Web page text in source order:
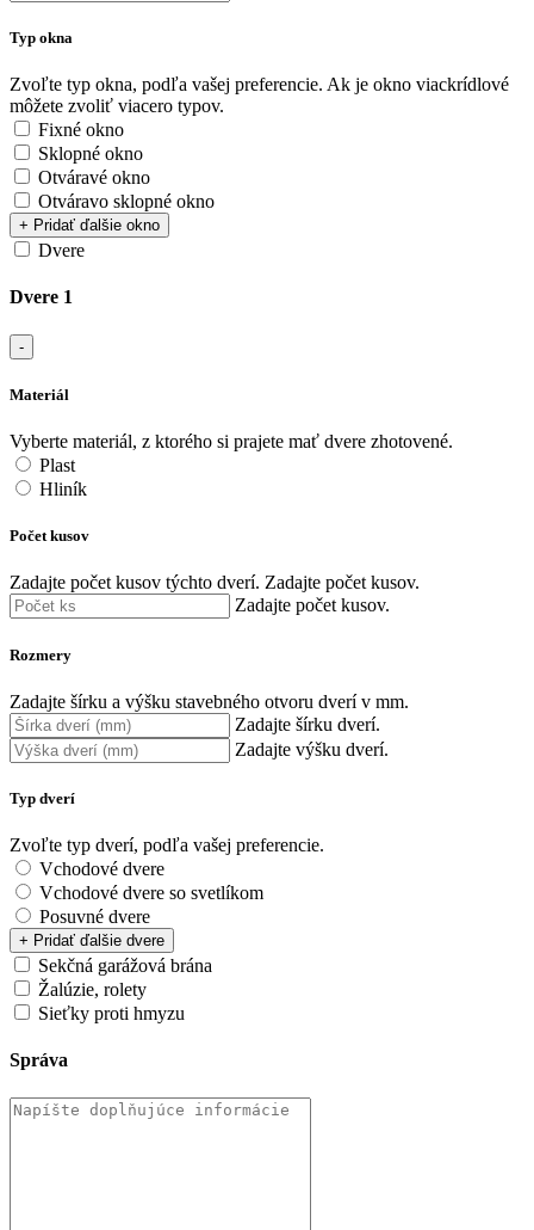
Typ okna
Zvoľte typ okna, podľa vašej preferencie. Ak je okno viackrídlové
môžete zvoliť viacero typov.
Fixné okno
Sklopné okno
Otváravé okno
Otváravo sklopné okno
+ Pridať ďalšie okno
Dvere
Dvere 1
-
Materiál
Vyberte materiál, z ktorého si prajete mať dvere zhotovené.
Plast
Hliník
Počet kusov
Zadajte počet kusov týchto dverí. Zadajte počet kusov.
Zadajte počet kusov.
Rozmery
Zadajte šírku a výšku stavebného otvoru dverí v mm.
Zadajte šírku dverí.
Zadajte výšku dverí.
Typ dverí
Zvoľte typ dverí, podľa vašej preferencie.
Vchodové dvere
Vchodové dvere so svetlíkom
Posuvné dvere
+ Pridať ďalšie dvere
Sekčná garážová brána
Žalúzie, rolety
Sieťky proti hmyzu
Správa